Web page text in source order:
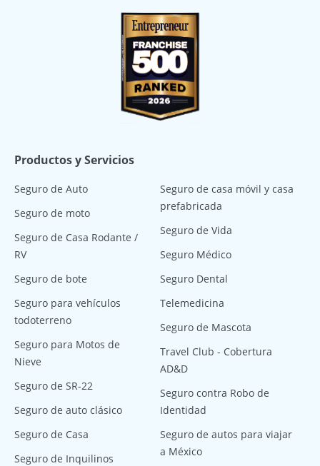
Productos y Servicios
Seguro de Auto
Seguro de moto
Seguro de Casa Rodante /
RV
Seguro de bote
Seguro para vehículos
todoterreno
Seguro para Motos de
Nieve
Seguro de SR-22
Seguro de auto clásico
Seguro de Casa
Seguro de Inquilinos
Seguro de casa móvil y casa
prefabricada
Seguro de Vida
Seguro Médico
Seguro Dental
Telemedicina
Seguro de Mascota
Travel Club - Cobertura
AD&D
Seguro contra Robo de
Identidad
Seguro de autos para viajar
a México